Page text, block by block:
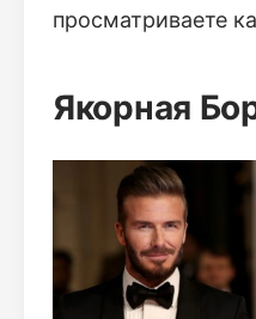
просматриваете
Якорная